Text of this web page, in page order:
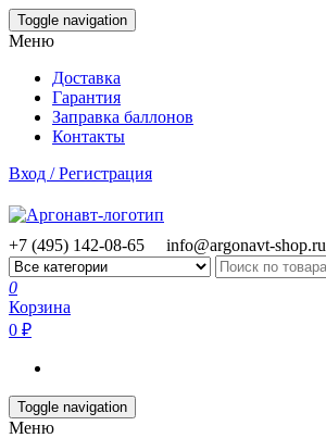
Skip
to
content
Toggle navigation
Меню
Доставка
Гарантия
Заправка баллонов
Контакты
Вход / Регистрация
+7 (495) 142-08-65 info@argonavt-shop.ru
0
Корзина
0 ₽
Toggle navigation
Меню